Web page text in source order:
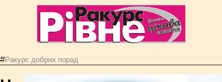
#Ракурс добрих порад